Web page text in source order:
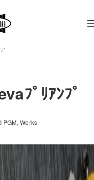
ﾟ
ﾌﾟﾘｱﾝﾌﾟ
PGM Works